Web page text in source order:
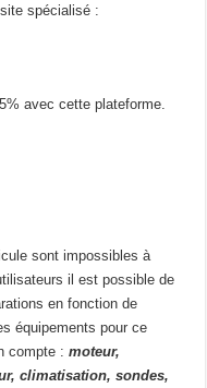
spécialisé :
avec cette plateforme.
sont impossibles à
il est possible de
en fonction de
équipements pour ce
compte :moteur,
climatisation, sondes,